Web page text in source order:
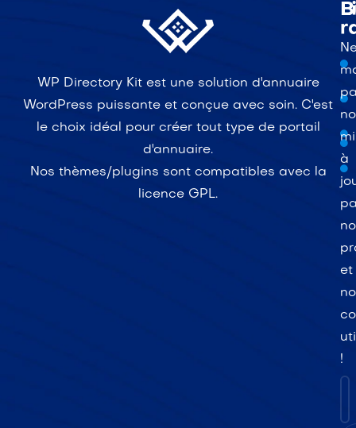
WP Directory Kit est une solution d'annuaire
WordPress puissante et conçue avec soin. C'est
le choix idéal pour créer tout type de portail
d'annuaire.
Nos thèmes/plugins sont compatibles avec la
licence GPL.
à
et
!